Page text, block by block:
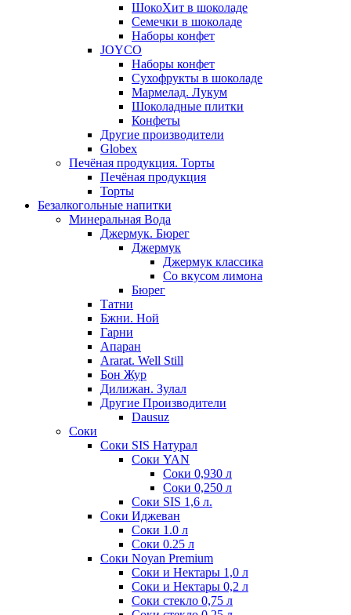
ШокоХит в шоколаде
Семечки в шоколаде
Наборы конфет
JOYCO
Наборы конфет
Сухофрукты в шоколаде
Мармелад. Лукум
Шоколадные плитки
Конфеты
Другие производители
Globex
Печёная продукция. Торты
Печёная продукция
Торты
Безалкогольные напитки
Минеральная Вода
Джермук. Бюрег
Джермук
Джермук классика
Со вкусом лимона
Бюрег
Татни
Бжни. Ной
Гарни
Апаран
Ararat. Well Still
Бон Жур
Дилижан. Зулал
Другие Производители
Dausuz
Соки
Соки SIS Натурал
Соки YAN
Соки 0,930 л
Соки 0,250 л
Соки SIS 1,6 л.
Соки Иджеван
Соки 1.0 л
Соки 0.25 л
Соки Noyan Premium
Соки и Нектары 1,0 л
Соки и Нектары 0,2 л
Соки стекло 0,75 л